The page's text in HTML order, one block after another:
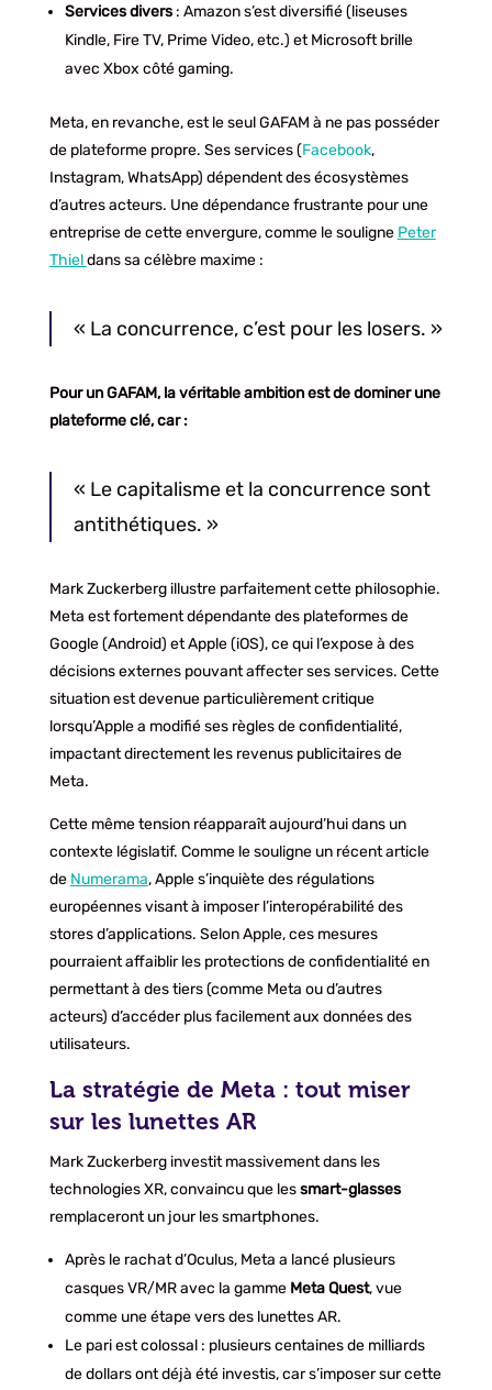
Services divers: Amazon s’est diversifié (liseuses
Kindle, Fire TV, Prime Video, etc.) et Microsoft brille
avec Xbox côté gaming.
Meta, en revanche, est le seul GAFAM à ne pas posséder
de plateforme propre. Ses services (Facebook,
Instagram, WhatsApp) dépendent des écosystèmes
d’autres acteurs. Une dépendance frustrante pour une
entreprise de cette envergure, comme le souligne Peter
Thieldans sa célèbre maxime :
« La concurrence, c’est pour les losers. »
Pour un GAFAM, la véritable ambition est de dominer une
plateforme clé, car :
« Le capitalisme et la concurrence sont
antithétiques. »
Mark Zuckerberg illustre parfaitement cette philosophie.
Meta est fortement dépendante des plateformes de
Google (Android) et Apple (iOS), ce qui l’expose à des
décisions externes pouvant affecter ses services. Cette
situation est devenue particulièrement critique
lorsqu’Apple a modifié ses règles de confidentialité,
impactant directement les revenus publicitaires de
Meta.
Cette même tension réapparaît aujourd’hui dans un
contexte législatif. Comme le souligne un récent article
de Numerama, Apple s’inquiète des régulations
européennes visant à imposer l’interopérabilité des
stores d’applications. Selon Apple, ces mesures
pourraient affaiblir les protections de confidentialité en
permettant à des tiers (comme Meta ou d’autres
acteurs) d’accéder plus facilement aux données des
utilisateurs.
La stratégie de Meta : tout miser
sur les lunettes AR
Mark Zuckerberg investit massivement dans les
technologies XR, convaincu que lessmart-glasses
remplaceront un jour les smartphones.
Après le rachat d’Oculus, Meta a lancé plusieurs
casques VR/MR avec la gamme Meta Quest, vue
comme une étape vers des lunettes AR.
Le pari est colossal : plusieurs centaines de milliards
de dollars ont déjà été investis, car s’imposer sur cette